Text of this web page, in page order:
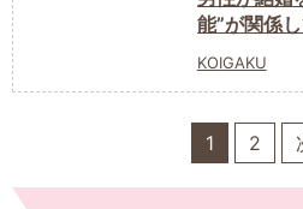
能”が関係
KOIGAKU
1 2